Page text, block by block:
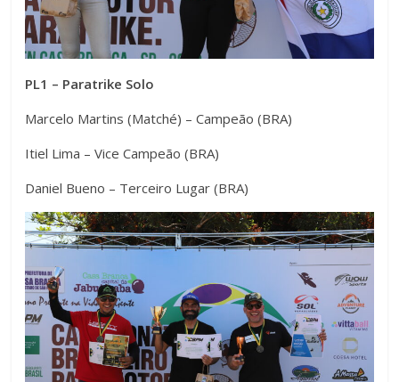
PL1 – Paratrike Solo
Marcelo Martins (Matché) – Campeão (BRA)
Itiel Lima – Vice Campeão (BRA)
Daniel Bueno – Terceiro Lugar (BRA)